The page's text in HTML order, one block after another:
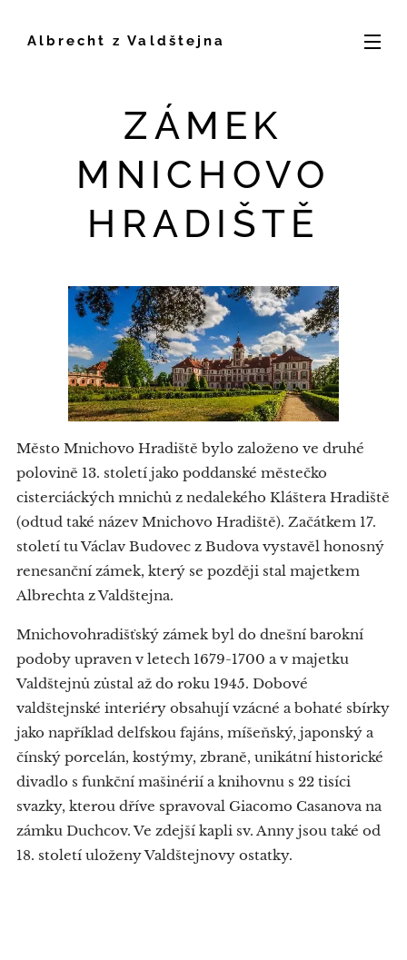
Albrecht z Valdštejna
ZÁMEK
MNICHOVO
HRADIŠTĚ
Město Mnichovo Hradiště bylo založeno ve druhé
polovině 13. století jako poddanské městečko
cisterciáckých mnichů z nedalekého Kláštera Hradiště
(odtud také název Mnichovo Hradiště). Začátkem 17.
století tu Václav Budovec z Budova vystavěl honosný
renesanční zámek, který se později stal majetkem
Albrechta z Valdštejna.
Mnichovohradišťský zámek byl do dnešní barokní
podoby upraven v letech 1679-1700 a v majetku
Valdštejnů zůstal až do roku 1945. Dobové
valdštejnské interiéry obsahují vzácné a bohaté sbírky
jako například delfskou fajáns, míšeňský, japonský a
čínský porcelán, kostýmy, zbraně, unikátní historické
divadlo s funkční mašinérií a knihovnu s 22 tisíci
svazky, kterou dříve spravoval Giacomo Casanova na
zámku Duchcov. Ve zdejší kapli sv. Anny jsou také od
18. století uloženy Valdštejnovy ostatky.